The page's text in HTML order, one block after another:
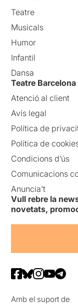
Teatre
Musicals
Humor
Infantil
Dansa
Teatre
Atenció al client
Avís legal
Política de
Política de
Condicions d’ús
Comunicacions
Anuncia’t
Vull rebre la
novetats,
Amb el suport de